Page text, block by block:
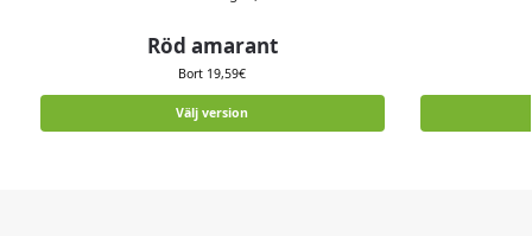
Röd amarant
Bort 19,59€
Välj version